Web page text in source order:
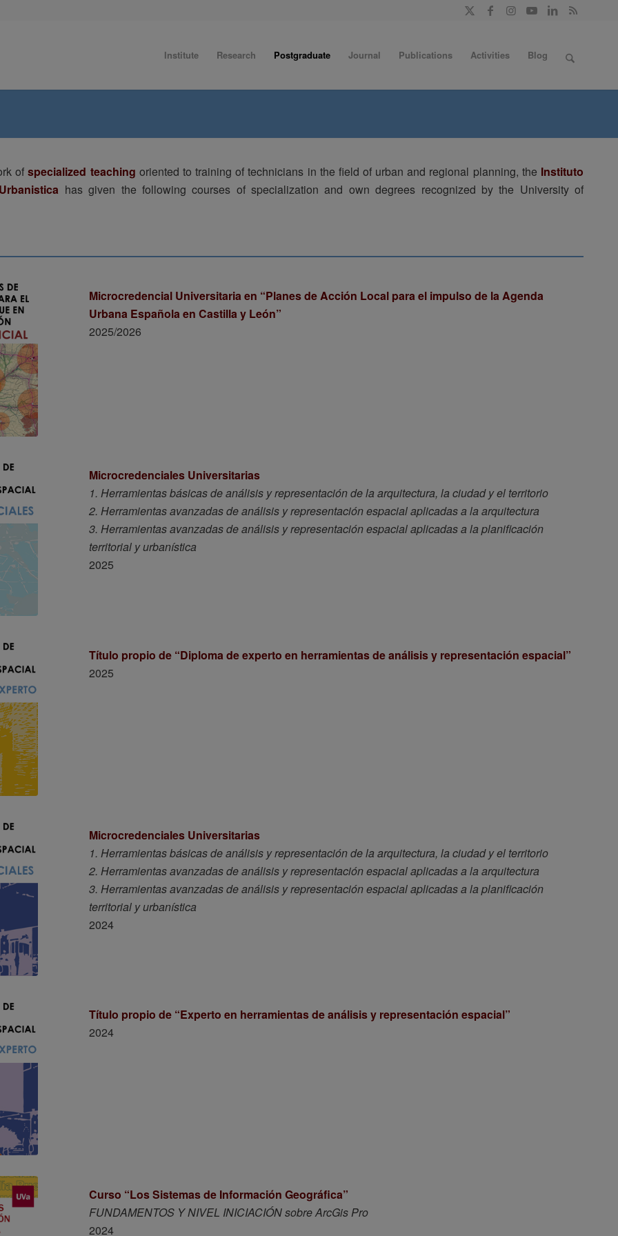
Institute Research Postgraduate Journal Publications Activities Blog
ofspecialized teaching oriented to training of technicians in the field of urban and regional planning, the Instituto
has given the following courses of specialization and own degrees recognized by the University of
Microcredencial Universitariaen “Planes de Acción Local para el impulso de la Agenda
Urbana Española en Castilla y León”
2025/2026
Microcredenciales Universitarias
1. Herramientas básicas de análisis y representación de la arquitectura, la ciudad y el territorio
2. Herramientas avanzadas de análisis y representación espacial aplicadas a la arquitectura
3. Herramientas avanzadas de análisis y representación espacial aplicadas a la planificación
territorial y urbanística
2025
Título propio de “Diploma de experto en herramientas de análisis y representación espacial”
2025
Microcredenciales Universitarias
1. Herramientas básicas de análisis y representación de la arquitectura, la ciudad y el territorio
2. Herramientas avanzadas de análisis y representación espacial aplicadas a la arquitectura
3. Herramientas avanzadas de análisis y representación espacial aplicadas a la planificación
territorial y urbanística
2024
Título propio de “Experto en herramientas de análisis y representación espacial”
2024
Curso “Los Sistemas de Información Geográfica”
FUNDAMENTOS Y NIVEL INICIACIÓN sobre ArcGis Pro
2024